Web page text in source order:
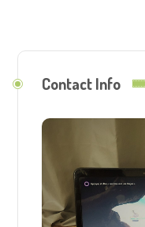
Contact Info